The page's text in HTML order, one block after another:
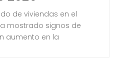
de viviendas en el
mostrado signos de
aumento en la